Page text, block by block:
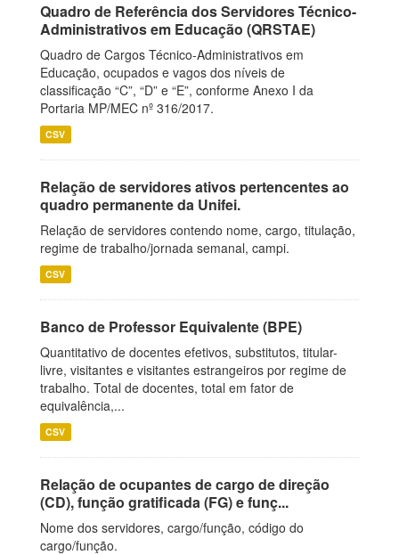
Quadro de Referência dos Servidores Técnico-
Administrativos em Educação (QRSTAE)
Quadro de Cargos Técnico-Administrativos em
Educação, ocupados e vagos dos níveis de
classificação “C”, “D” e “E”, conforme Anexo I da
Portaria MP/MEC nº 316/2017.
CSV
Relação de servidores ativos pertencentes ao
quadro permanente da Unifei.
Relação de servidores contendo nome, cargo, titulação,
regime de trabalho/jornada semanal, campi.
CSV
Banco de Professor Equivalente (BPE)
Quantitativo de docentes efetivos, substitutos, titular-
livre, visitantes e visitantes estrangeiros por regime de
trabalho. Total de docentes, total em fator de
equivalência,...
CSV
Relação de ocupantes de cargo de direção
(CD), função gratificada (FG) e funç...
Nome dos servidores, cargo/função, código do
cargo/função.